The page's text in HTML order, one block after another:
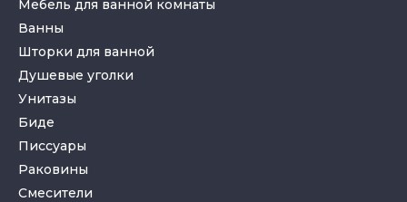
Мебель для ванной комнаты
Ванны
Шторки для ванной
Душевые уголки
Унитазы
Биде
Писсуары
Раковины
Смесители